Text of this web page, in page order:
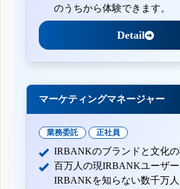
のうちから体験できます。
Detail
マーケティングマネージャー
業務委託 正社員
IRBANKのブランドと文化の
百万人の現IRBANKユーザ
IRBANKを知らない数千万